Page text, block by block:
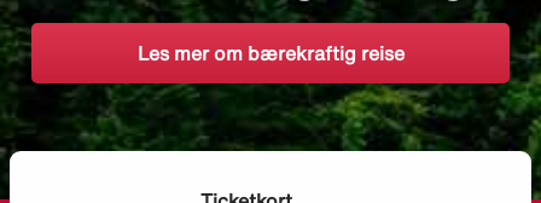
Les mer om bærekraftig reise